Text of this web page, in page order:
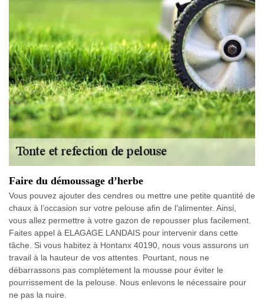
Faire du démoussage d’herbe
Vous pouvez ajouter des cendres ou mettre une petite quantité de
chaux à l’occasion sur votre pelouse afin de l’alimenter. Ainsi,
vous allez permettre à votre gazon de repousser plus facilement.
Faites appel à ELAGAGE LANDAIS pour intervenir dans cette
tâche. Si vous habitez à Hontanx 40190, nous vous assurons un
travail à la hauteur de vos attentes. Pourtant, nous ne
débarrassons pas complètement la mousse pour éviter le
pourrissement de la pelouse. Nous enlevons le nécessaire pour
ne pas la nuire.